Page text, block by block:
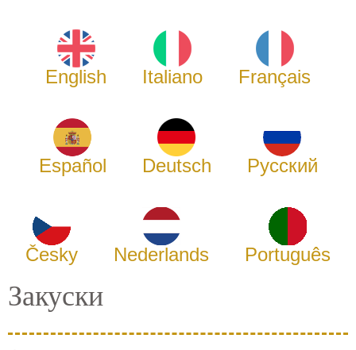
English Italiano Français
Español Deutsch Русский
Česky Nederlands Português
Закуски